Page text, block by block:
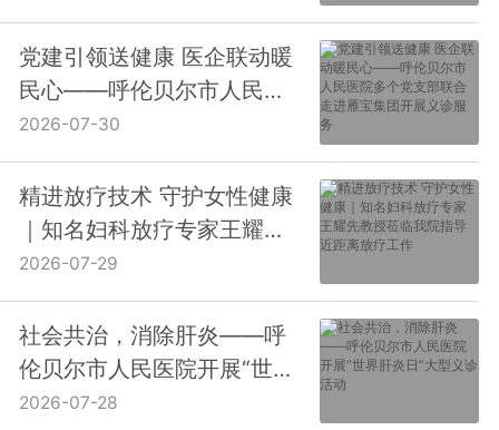
开展“八一”拥军共建活动
党建引领送健康 医企联动暖
民心——呼伦贝尔市人民医
院多个党支部联合走进雁宝
集团开展义诊服务
2026-07-30
精进放疗技术 守护女性健康
｜知名妇科放疗专家王耀先
教授莅临我院指导近距离放
疗工作
2026-07-29
社会共治，消除肝炎——呼
伦贝尔市人民医院开展“世界
肝炎日”大型义诊活动
2026-07-28